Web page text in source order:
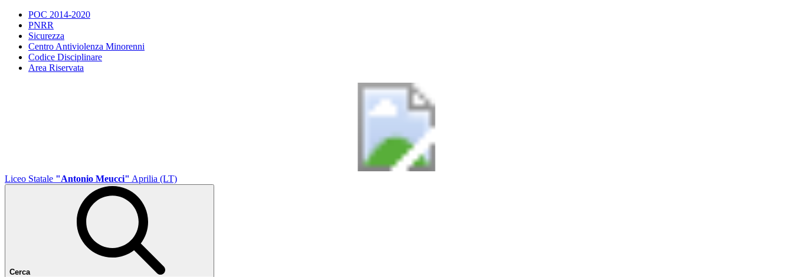
POC 2014-2020
PNRR
Sicurezza
Centro Antiviolenza Minorenni
Codice Disciplinare
Area Riservata
Liceo Statale "Antonio Meucci" Aprilia (LT)
Cerca